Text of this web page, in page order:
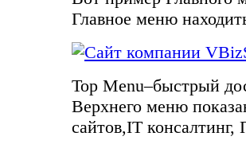
Главное меню
Top Menu–быстрый
Верхнего меню
сайтов,IT